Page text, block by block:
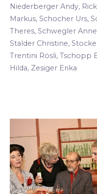
Niederberger Andy,
Markus, Schocher Urs,
Theres, Schwegler
Stalder Christine,
Trentini Rösli, Tschopp
Hilda, Zesiger Erika